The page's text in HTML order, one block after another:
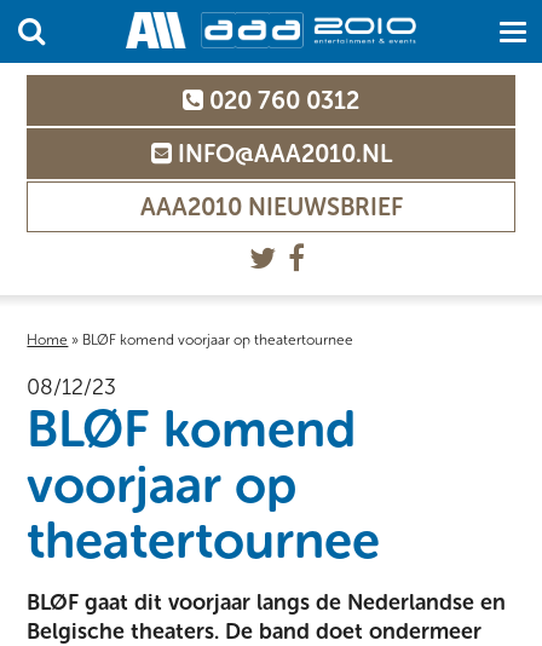
020 760 0312
INFO@AAA2010.NL
AAA2010 NIEUWSBRIEF
Home » BLØF komend voorjaar op theatertournee
08/12/23
BLØF komend
voorjaar op
theatertournee
BLØF gaat dit voorjaar langs de Nederlandse en
Belgische theaters. De band doet ondermeer